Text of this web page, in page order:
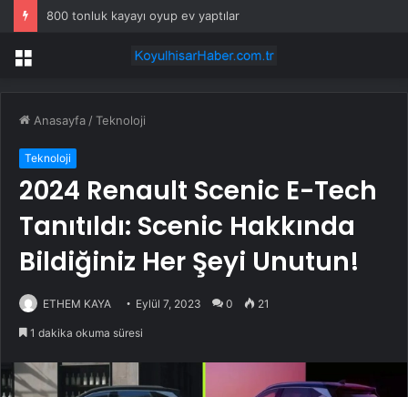
800 tonluk kayayı oyup ev yaptılar
Menü
Anasayfa /Teknoloji
Teknoloji
2024 Renault Scenic E-Tech
Tanıtıldı: Scenic Hakkında
Bildiğiniz Her Şeyi Unutun!
ETHEM KAYA Eylül 7, 2023 0 21
1 dakika okuma süresi